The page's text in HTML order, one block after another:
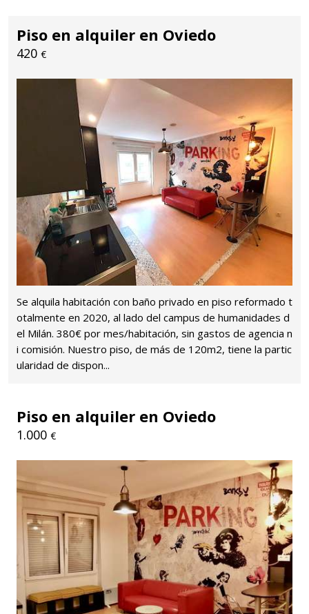
Piso en alquiler en Oviedo
420 €
Se alquila habitación con baño privado en piso reformado t
otalmente en 2020, al lado del campus de humanidades d
el Milán. 380€ por mes/habitación, sin gastos de agencia n
i comisión. Nuestro piso, de más de 120m2, tiene la partic
ularidad de dispon...
Piso en alquiler en Oviedo
1.000 €